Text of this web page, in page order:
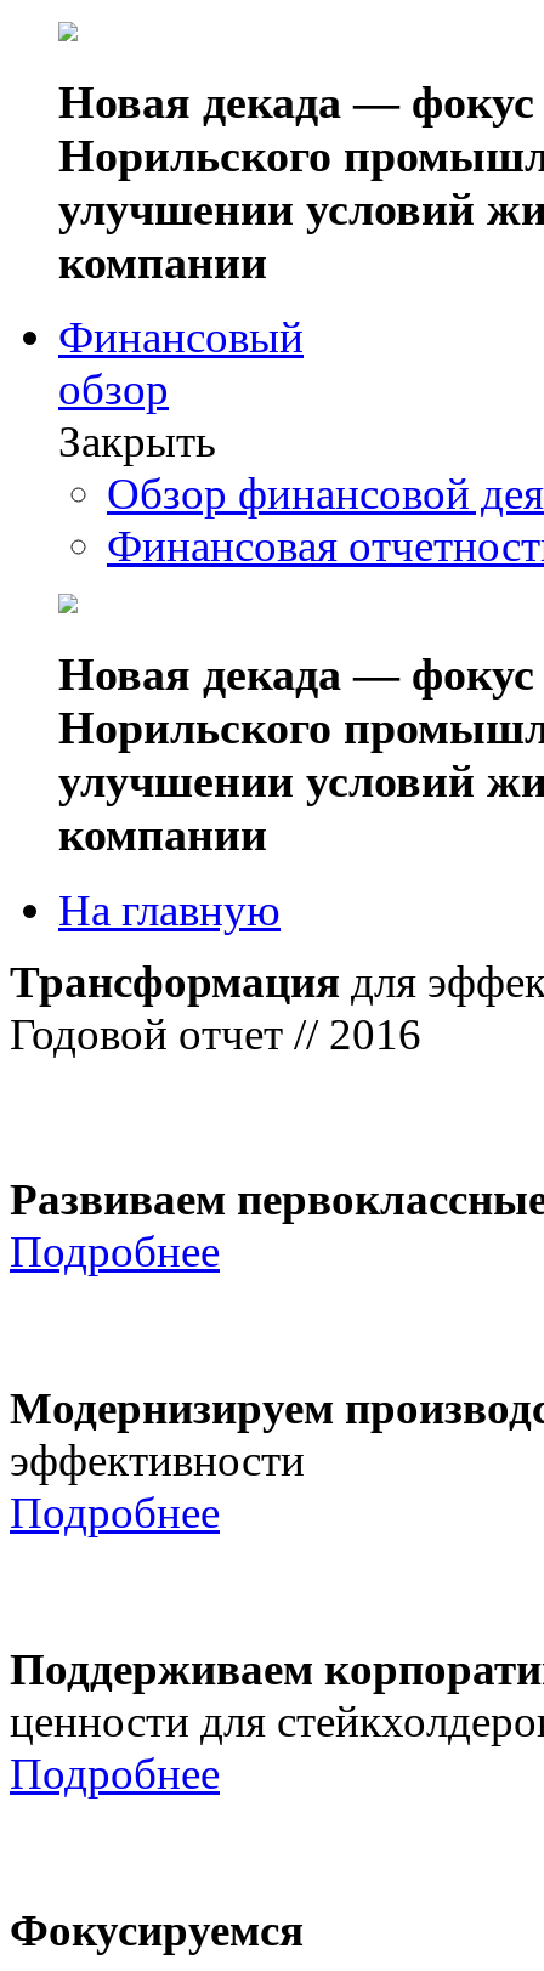
Новая декада — фокус
Норильского
улучшении условий
компании
Финансовый
обзор
Закрыть
Обзор финансовой
Финансовая
Новая декада — фокус
Норильского
улучшении условий
компании
На главную
Трансформация для
Годовой отчет // 2016
Развиваем
Подробнее
Модернизируем
эффективности
Подробнее
Поддерживаем
ценности для
Подробнее
Фокусируемся